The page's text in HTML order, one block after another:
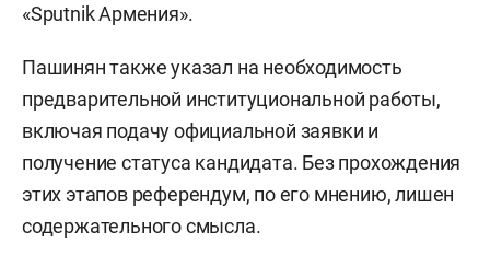
«Sputnik Армения».
Пашинян также указал на необходимость
предварительной институциональной работы,
включая подачу официальной заявки и
получение статуса кандидата. Без прохождения
этих этапов референдум, по его мнению, лишен
содержательного смысла.